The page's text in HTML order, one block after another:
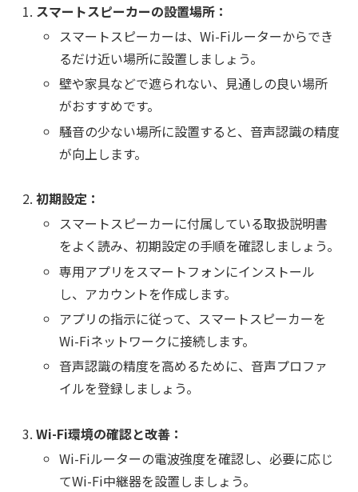
スマートスピーカーの設置場所：
スマートスピーカーは、Wi-Fiルーターからでき
るだけ近い場所に設置しましょう。
壁や家具などで遮られない、見通しの良い場所
がおすすめです。
騒音の少ない場所に設置すると、音声認識の精度
が向上します。
初期設定：
スマートスピーカーに付属している取扱説明書
をよく読み、初期設定の手順を確認しましょう。
専用アプリをスマートフォンにインストール
し、アカウントを作成します。
アプリの指示に従って、スマートスピーカーを
Wi-Fiネットワークに接続します。
音声認識の精度を高めるために、音声プロファ
イルを登録しましょう。
Wi-Fi環境の確認と改善：
Wi-Fiルーターの電波強度を確認し、必要に応じ
てWi-Fi中継器を設置しましょう。